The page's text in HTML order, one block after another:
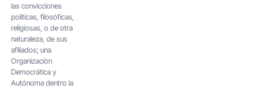
las convicciones
políticas, filosóficas,
religiosas, o de otra
naturaleza, de sus
afiliados; una
Organización
Democrática y
Autónoma dentro la